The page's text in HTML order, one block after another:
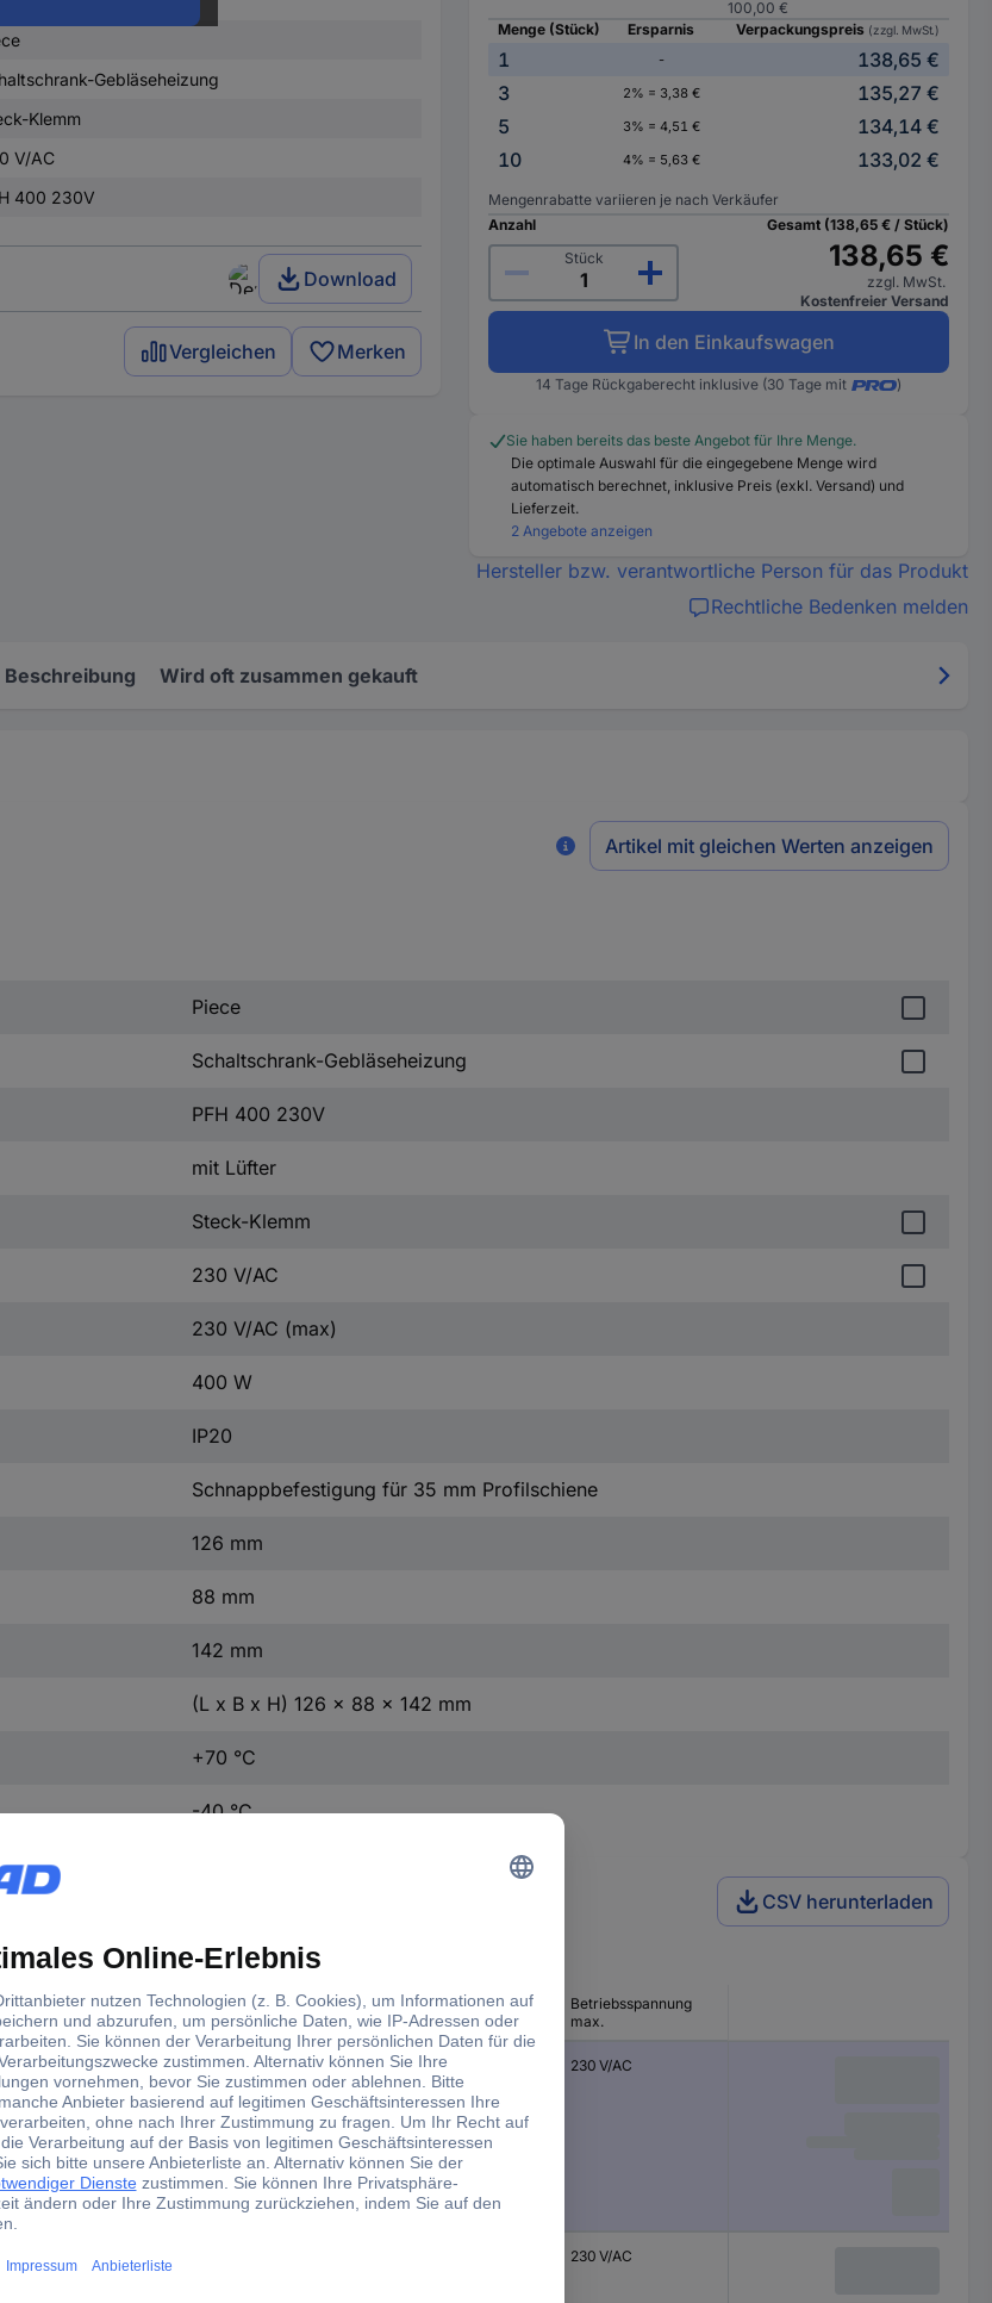
Gebläseheizung
Klemm
V/AC
400 230V
Download
Vergleichen Merken
100,00 €
Menge (Stück)
Ersparnis Verpackungspreis (zzgl. MwSt.)
1 -
138,65 €
3
2% = 3,38 €
135,27 €
5
3% = 4,51 €
134,14 €
10
4% = 5,63 € 133,02 €
Mengenrabatte variieren je nach Verkäufer
Anzahl
Stück
Gesamt (138,65 € / Stück)
138,65 €
zzgl. MwSt.
Kostenfreier Versand
In den Einkaufswagen
14 Tage Rückgaberecht inklusive (30 Tage mit )
Sie haben bereits das beste Angebot für Ihre Menge.
Die optimale Auswahl für die eingegebene Menge wird
automatisch berechnet, inklusive Preis (exkl. Versand) und
Lieferzeit.
2 Angebote anzeigen
Hersteller bzw. verantwortliche Person für das Produkt
Rechtliche Bedenken melden
Beschreibung Wird oft zusammen gekauft
Artikel mit gleichen Werten anzeigen
Piece
Schaltschrank-Gebläseheizung
PFH 400 230V
mit Lüfter
Steck-Klemm
230 V/AC
230 V/AC (max)
400 W
IP20
Schnappbefestigung für 35 mm Profilschiene
126 mm
88 mm
142 mm
(L x B x H) 126 x 88 x 142 mm
+70 °C
-40 °C
CSV herunterladen
Abm. Produkt-Art Verpackungsart
Betriebsspannung
max.
(L x B x H) 126 x 88 x
142 mm
Schaltschrank-
Gebläseheizung
Piece 230 V/AC
(L x B x H) 126 x 88 x
142 mm
230 V/AC